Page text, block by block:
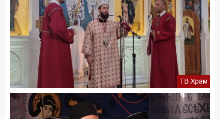
ТВ Храм